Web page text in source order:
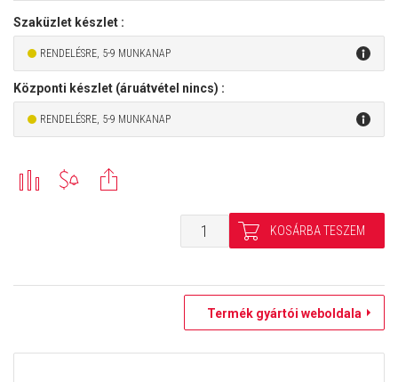
Szaküzlet készlet :
RENDELÉSRE, 5-9 MUNKANAP
Központi készlet (áruátvétel nincs) :
RENDELÉSRE, 5-9 MUNKANAP
Termék gyártói weboldala